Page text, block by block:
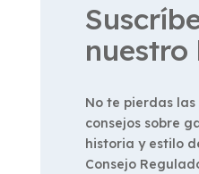
nuestro
No te pierdas
consejos sobre
historia y estilo
Consejo